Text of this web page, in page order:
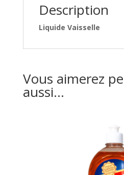
Description
Liquide Vaisselle
Vous aimerez
aussi…